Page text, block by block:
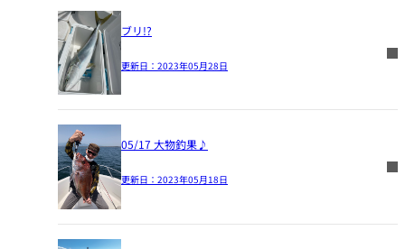
ブリ!?
更新日： 2023年05月28日
05/17 大物釣果♪
更新日： 2023年05月18日